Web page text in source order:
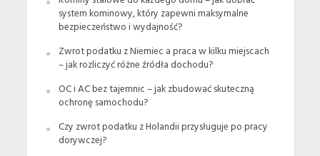
system kominowy, który zapewni maksymalne
bezpieczeństwo i wydajność?
Zwrot podatku z Niemiec a praca w kilku miejscach
– jak rozliczyć różne źródła dochodu?
OC i AC bez tajemnic – jak zbudować skuteczną
ochronę samochodu?
Czy zwrot podatku z Holandii przysługuje po pracy
dorywczej?